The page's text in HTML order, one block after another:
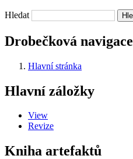
Hledat
Drobečková navigace
Hlavní stránka
Hlavní záložky
View
Revize
Kniha artefaktů